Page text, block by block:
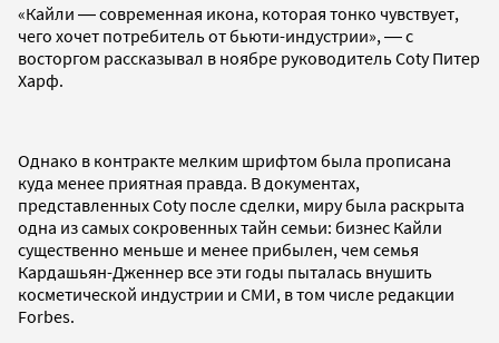
«Кайли ― современная икона, которая тонко чувствует,
чего хочет потребитель от бьюти-индустрии», ― с
восторгом рассказывал в ноябре руководитель Coty Питер
Харф.
Однако в контракте мелким шрифтом была прописана
куда менее приятная правда. В документах,
представленных Coty после сделки, миру была раскрыта
одна из самых сокровенных тайн семьи: бизнес Кайли
существенно меньше и менее прибылен, чем семья
Кардашьян-Дженнер все эти годы пыталась внушить
косметической индустрии и СМИ, в том числе редакции
Forbes.